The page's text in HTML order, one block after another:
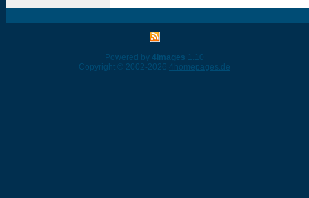
Powered by 4images 1.10
Copyright © 2002-2026 4homepages.de